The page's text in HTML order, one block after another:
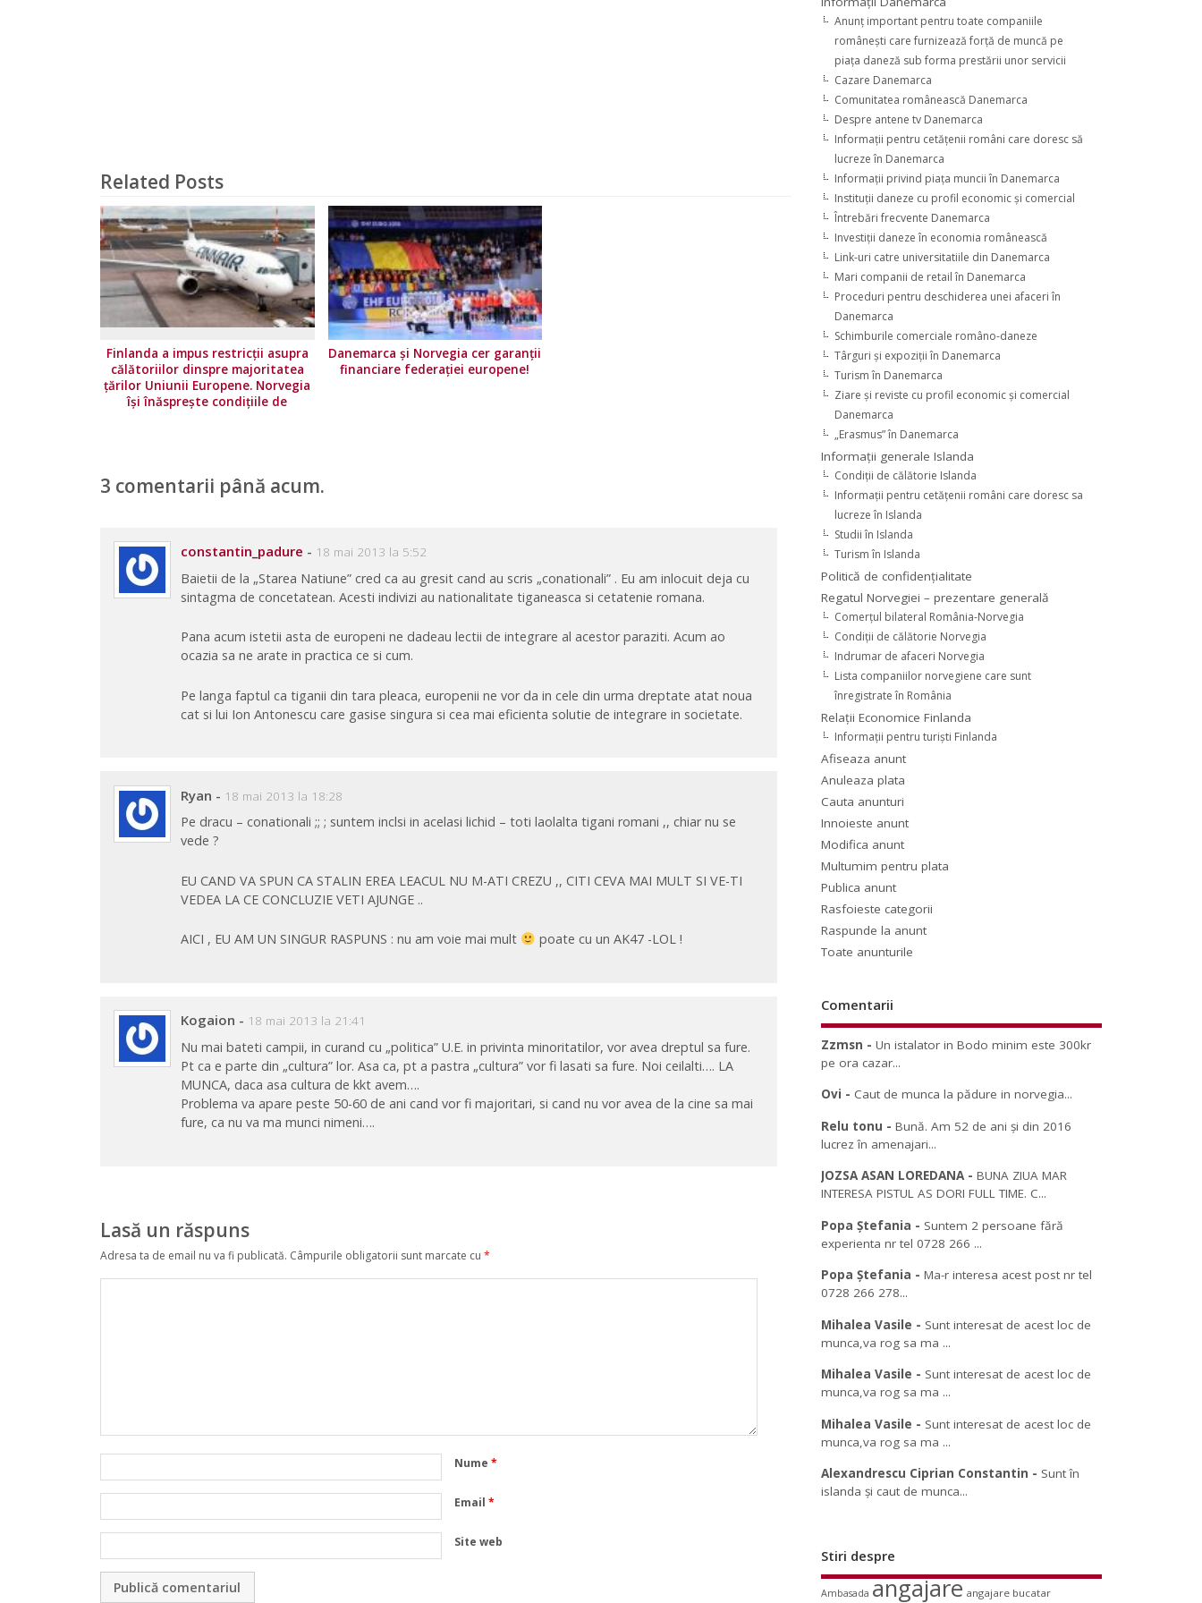
Related Posts
Finlanda a impus restricţii asupra
călătoriilor dinspre majoritatea
ţărilor Uniunii Europene. Norvegia
își înăsprește condițiile de
Danemarca și Norvegia cer garanții
financiare federației europene!
3 comentarii până acum.
constantin_padure - 18 mai 2013 la 5:52
Baietii de la „Starea Natiune” cred ca au gresit cand au scris „conationali” . Eu am inlocuit deja cu
sintagma de concetatean. Acesti indivizi au nationalitate tiganeasca si cetatenie romana.
Pana acum istetii asta de europeni ne dadeau lectii de integrare al acestor paraziti. Acum ao
ocazia sa ne arate in practica ce si cum.
Pe langa faptul ca tiganii din tara pleaca, europenii ne vor da in cele din urma dreptate atat noua
cat si lui Ion Antonescu care gasise singura si cea mai eficienta solutie de integrare in societate.
Ryan - 18 mai 2013 la 18:28
Pe dracu – conationali ;; ; suntem inclsi in acelasi lichid – toti laolalta tigani romani ,, chiar nu se
vede ?
EU CAND VA SPUN CA STALIN EREA LEACUL NU M-ATI CREZU ,, CITI CEVA MAI MULT SI VE-TI
VEDEA LA CE CONCLUZIE VETI AJUNGE ..
AICI , EU AM UN SINGUR RASPUNS : nu am voie mai mult poate cu un AK47 -LOL !
Kogaion - 18 mai 2013 la 21:41
Nu mai bateti campii, in curand cu „politica” U.E. in privinta minoritatilor, vor avea dreptul sa fure.
Pt ca e parte din „cultura” lor. Asa ca, pt a pastra „cultura” vor fi lasati sa fure. Noi ceilalti…. LA
MUNCA, daca asa cultura de kkt avem….
Problema va apare peste 50-60 de ani cand vor fi majoritari, si cand nu vor avea de la cine sa mai
fure, ca nu va ma munci nimeni….
Lasă un răspuns
Adresa ta de email nu va fi publicată. Câmpurile obligatorii sunt marcate cu *
Nume *
Email *
Site web
Anunţ important pentru toate companiile
româneşti care furnizează forţă de muncă pe
piaţa daneză sub forma prestării unor servicii
Cazare Danemarca
Comunitatea românească Danemarca
Despre antene tv Danemarca
Informaţii pentru cetăţenii români care doresc să
lucreze în Danemarca
Informaţii privind piaţa muncii în Danemarca
Instituţii daneze cu profil economic şi comercial
Întrebări frecvente Danemarca
Investiţii daneze în economia românească
Link-uri catre universitatiile din Danemarca
Mari companii de retail în Danemarca
Proceduri pentru deschiderea unei afaceri în
Danemarca
Schimburile comerciale româno-daneze
Târguri şi expoziţii în Danemarca
Turism în Danemarca
Ziare şi reviste cu profil economic şi comercial
Danemarca
„Erasmus” în Danemarca
Informaţii generale Islanda
Condiţii de călătorie Islanda
Informaţii pentru cetăţenii români care doresc sa
lucreze în Islanda
Studii în Islanda
Turism în Islanda
Politică de confidențialitate
Regatul Norvegiei – prezentare generală
Comerţul bilateral România-Norvegia
Condiții de călătorie Norvegia
Indrumar de afaceri Norvegia
Lista companiilor norvegiene care sunt
înregistrate în România
Relaţii Economice Finlanda
Informaţii pentru turişti Finlanda
Afiseaza anunt
Anuleaza plata
Cauta anunturi
Innoieste anunt
Modifica anunt
Multumim pentru plata
Publica anunt
Rasfoieste categorii
Raspunde la anunt
Toate anunturile
Comentarii
Zzmsn -Un istalator in Bodo minim este 300kr
pe ora cazar...
Ovi - Caut de munca la pădure in norvegia...
Relu tonu -Bună. Am 52 de ani și din 2016
lucrez în amenajari...
JOZSA ASAN LOREDANA-BUNA ZIUA MAR
INTERESA PISTUL AS DORI FULL TIME. C...
Popa Ștefania - Suntem 2 persoane fără
experienta nr tel 0728 266 ...
Popa Ștefania -Ma-r interesa acest post nr tel
0728 266 278...
Mihalea Vasile - Sunt interesat de acest loc de
munca,va rog sa ma ...
Mihalea Vasile - Sunt interesat de acest loc de
munca,va rog sa ma ...
Mihalea Vasile - Sunt interesat de acest loc de
munca,va rog sa ma ...
Alexandrescu Ciprian Constantin - Sunt în
islanda și caut de munca...
Stiri despre
Ambasada angajare angajare bucatar